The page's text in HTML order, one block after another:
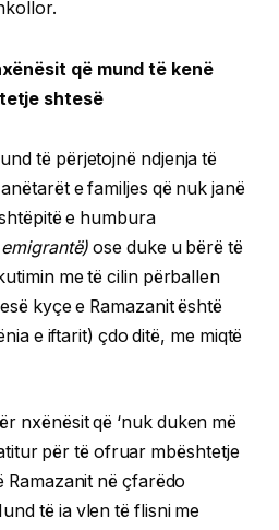
që mund të kenë
shtesë
të përjetojnë ndjenja të
e familjes që nuk janë
e humbura
ose duke u bërë të
me të cilin përballen
kyçe e Ramazanit është
e iftarit) çdo ditë, me miqtë
nxënësit që ‘nuk duken më
për të ofruar mbështetje
Ramazanit në çfarëdo
të ia vlen të flisni me